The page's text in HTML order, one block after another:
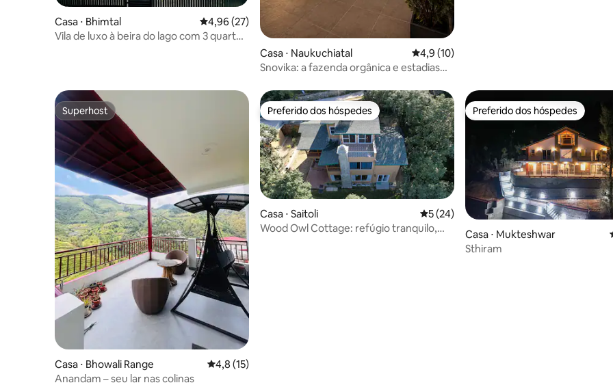
Casa ⋅ Bhimtal 4,96 de uma avaliação média de 5, 27 avaliações
4,96 (27)
Vila de luxo à beira do lago com 3 quartos
Casa ⋅ Naukuchiatal 4,9 de uma avaliação média de 5, 10
4,9 (10)
Snovika: a fazenda orgânica e estadias
Superhost
Superhost
Casa ⋅ Bhowali Range 4,8 de uma avaliação média de 5, 15 avaliações
4,8 (15)
Anandam – seu lar nas colinas
Preferido dos hóspedes
Preferido dos hóspedes
Casa ⋅ Saitoli 5 de uma avaliação média de 5, 24
5 (24)
Wood Owl Cottage: refúgio tranquilo,
Preferido dos hóspedes
Preferido dos hóspedes
Casa ⋅ Mukteshwar
Sthiram